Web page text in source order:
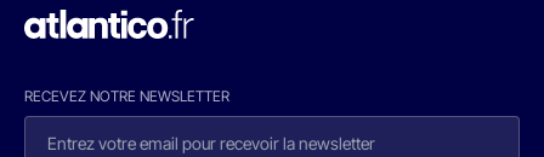
RECEVEZ NOTRE NEWSLETTER